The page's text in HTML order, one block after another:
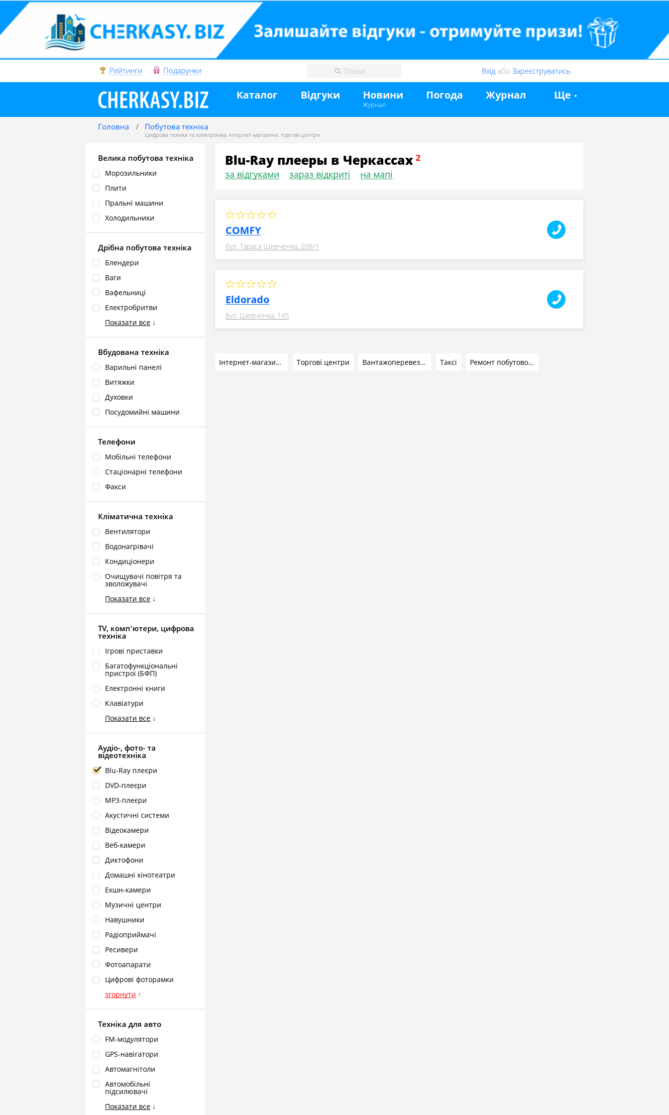
Рейтинги Подарунки Вхід або Зареєструватись
Каталог Відгуки Новини
Журнал
Погода Журнал Ще
Головна Побутова техніка
Цифрова техніка та електроніка, інтернет-магазини, торгові центри
Велика побутова техніка
Морозильники
Плити
Пральні машини
Холодильники
Дрібна побутова техніка
Блендери
Ваги
Вафельниці
Електробритви
Показати все ↓
Вбудована техніка
Варильні панелі
Витяжки
Духовки
Посудомийні машини
Телефони
Мобільні телефони
Стаціонарні телефони
Факси
Кліматична техніка
Вентилятори
Водонагрівачі
Кондиціонери
Очищувачі повітря та
зволожувачі
Показати все ↓
TV, комп'ютери, цифрова
техніка
Ігрові приставки
Багатофункціональні
пристрої (БФП)
Електронні книги
Клавіатури
Показати все ↓
Аудіо-, фото- та
відеотехніка
Blu‑Ray плеєри
DVD‑плеєри
MP3‑плеєри
Акустичні системи
Відеокамери
Веб‑камери
Диктофони
Домашні кінотеатри
Екшн‑камери
Музичні центри
Навушники
Радіоприймачі
Ресивери
Фотоапарати
Цифрові фоторамки
згорнути ↑
Техніка для авто
FM‑модулятори
GPS‑навігатори
Автомагнітоли
Автомобільні
підсилювачі
Показати все ↓
Blu-Ray плееры в Черкассах
за відгуками зараз відкриті на мапі
COMFY
бул. Тараса Шевченка, 208/1
Eldorado
бул. Шевченка, 145
Інтернет-магазини Торгові центри Вантажоперевезення Таксі Ремонт побутової техніки